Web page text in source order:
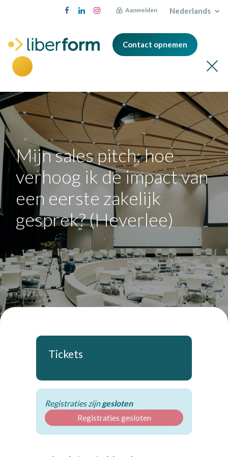
Aanmelden Nederlands
Contact opnemen
Mijn sales pitch: hoe
verhoog ik de impact van
een eerste zakelijk
gesprek? (Heverlee)
Tickets
Registraties zijngesloten
Registraties gesloten